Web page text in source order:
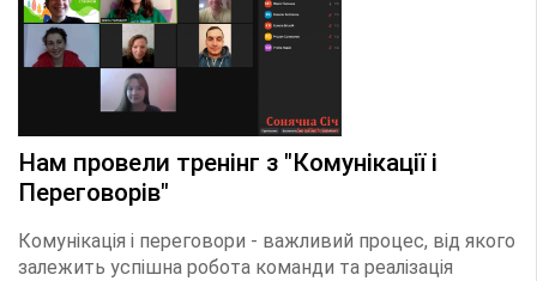
Нам провели тренінг з "Комунікації і
Переговорів"
Комунікація і переговори - важливий процес, від якого
залежить успішна робота команди та реалізація